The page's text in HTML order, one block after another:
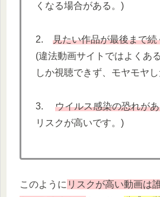
くなる場合がある。)
2. 見たい作品が最後まで
(違法動画サイトではよくあ
しか視聴できず、モヤモヤ
3. ウイルス感染の恐れが
リスクが高いです。)
このように リスクが高い動画は